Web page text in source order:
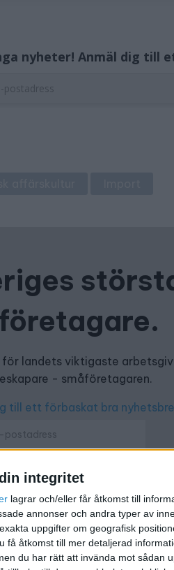
integritet
lagrar och/eller får åtkomst till
annonser och andra typer av
uppgifter om geografisk
få åtkomst till mer detaljerad
du har rätt att invända mot sådan
nyheter! Anmäl dig till
för landets viktigaste
- småföretagaren.
till ett förbaskat bra
du ett
oss:
All rights reserved. |